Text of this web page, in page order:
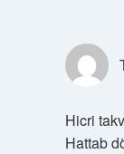
Hicri
Hattab